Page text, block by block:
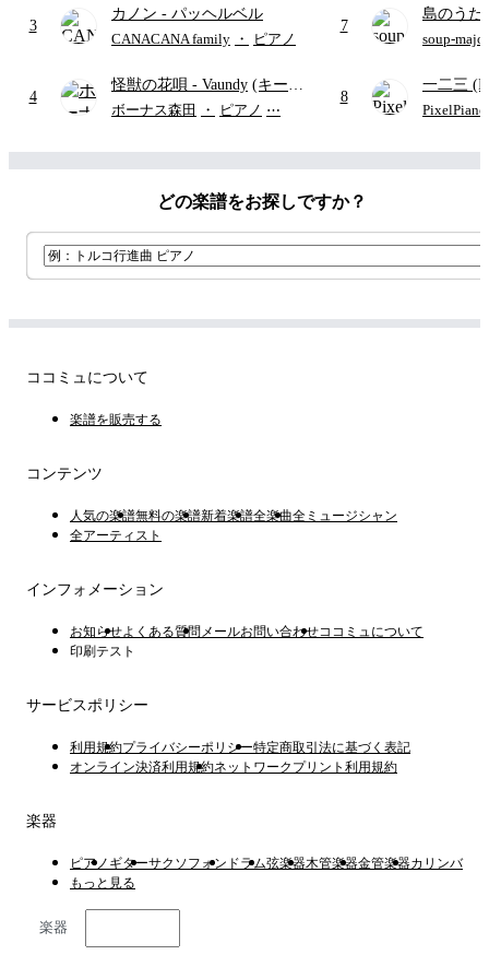
ード・ペダル付き/『映画ちい
かわ 人魚の島のひみつ』よ
3
カノン - パッヘルベル
CANACANA family ・ ピアノ
4
怪獣の花唄 - Vaundy (キーボ
ードパート)
ボーナス森田 ・ ピアノ ⋯
7
島のうた
映画ちい
soup-majo
8
一二三
Penthouse
PixelPiano
どの楽譜をお探しですか？
ココミュについて
楽譜を販売する
コンテンツ
人気の楽譜無料の楽譜新着楽譜全楽曲全ミュージシャン
全アーティスト
インフォメーション
お知らせよくある質問 メールお問い合わせココミュについて
印刷テスト
サービスポリシー
利用規約プライバシーポリシー特定商取引法に基づく表記
オンライン決済利用規約ネットワークプリント利用規約
楽器
ピアノ ギターサクソフォン ドラム弦楽器木管楽器金管楽器カリンバ
もっと見る
楽器